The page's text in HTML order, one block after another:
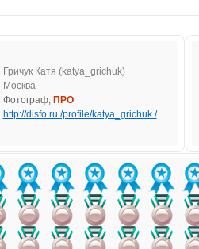
Гричук Катя (katya_grichuk)
Москва
Фотограф, ПРО
http://disfo.ru /profile/katya_grichuk /